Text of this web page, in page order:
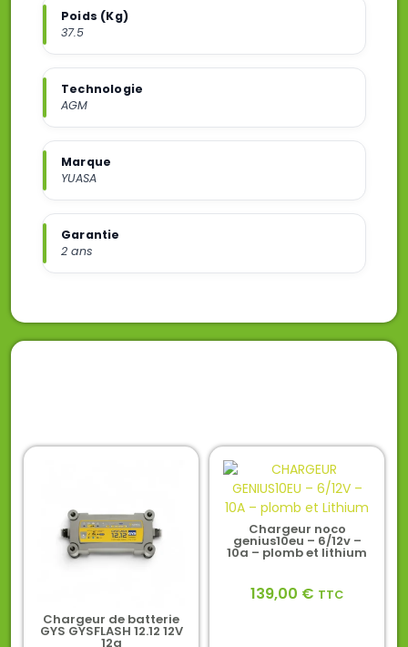
Chargeur de batterie
GYS GYSFLASH 12.12 12V
12a
Chargeur noco
genius10eu – 6/12v –
10a – plomb et lithium
139,00 € TTC
Poids (Kg)
37.5
Technologie
AGM
Marque
YUASA
Garantie
2 ans